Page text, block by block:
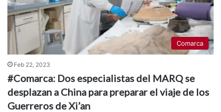
Comarca
Feb 22, 2023
#Comarca: Dos especialistas del MARQ se
desplazan a China para preparar el viaje de los
Guerreros de Xi’an